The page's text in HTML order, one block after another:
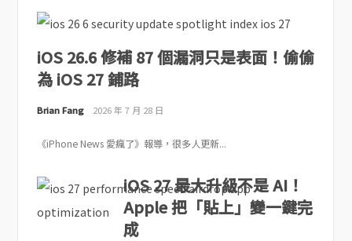
iOS 26.6 修補 87 個漏洞只是表面！偷偷
為 iOS 27 鋪路
Brian Fang 2026 年 7 月 28 日
《iPhone News 愛瘋了》報導，很多人更新...
iOS 27 最大升級不是 AI！
Apple 把「貼上」變一鍵完
成